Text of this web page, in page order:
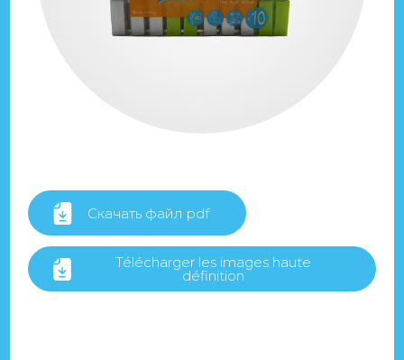
Скачать файл pdf
Télécharger les images haute
définition